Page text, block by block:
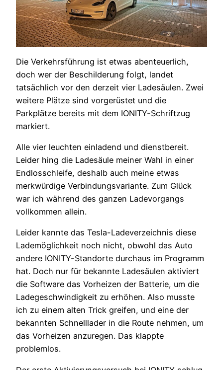
Die Verkehrsführung ist etwas abenteuerlich,
doch wer der Beschilderung folgt, landet
tatsächlich vor den derzeit vier Ladesäulen. Zwei
weitere Plätze sind vorgerüstet und die
Parkplätze bereits mit dem IONITY-Schriftzug
markiert.
Alle vier leuchten einladend und dienstbereit.
Leider hing die Ladesäule meiner Wahl in einer
Endlosschleife, deshalb auch meine etwas
merkwürdige Verbindungsvariante. Zum Glück
war ich während des ganzen Ladevorgangs
vollkommen allein.
Leider kannte das Tesla-Ladeverzeichnis diese
Lademöglichkeit noch nicht, obwohl das Auto
andere IONITY-Standorte durchaus im Programm
hat. Doch nur für bekannte Ladesäulen aktiviert
die Software das Vorheizen der Batterie, um die
Ladegeschwindigkeit zu erhöhen. Also musste
ich zu einem alten Trick greifen, und eine der
bekannten Schnelllader in die Route nehmen, um
das Vorheizen anzuregen. Das klappte
problemlos.